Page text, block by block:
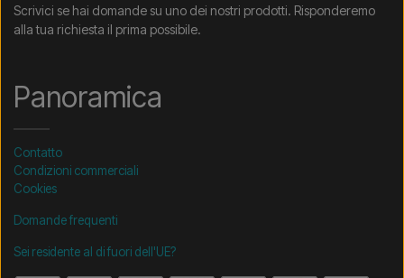
Scrivici se hai domande su uno dei nostri prodotti. Risponderemo
alla tua richiesta il prima possibile.
Panoramica
Contatto
Condizioni commerciali
Cookies
Domande frequenti
Sei residente al di fuori dell'UE?